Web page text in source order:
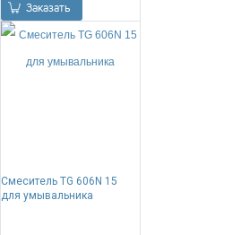
Заказать
Смеситель TG 606N 15
для умывальника